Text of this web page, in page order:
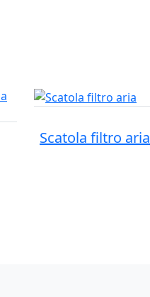
Scatola filtro aria